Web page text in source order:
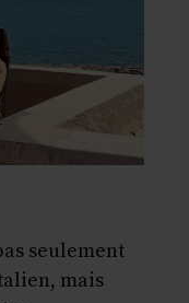
seulement
mais